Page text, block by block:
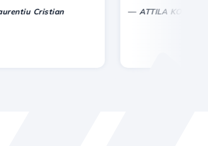
Cristian ATTILA KOLES